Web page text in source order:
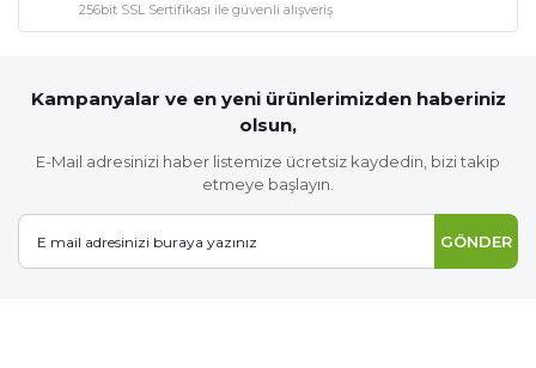
256bit SSL Sertifikası ile güvenli alışveriş
Kampanyalar ve en yeni ürünlerimizden haberiniz
olsun,
E-Mail adresinizi haber listemize ücretsiz kaydedin, bizi takip
etmeye başlayın.
GÖNDER